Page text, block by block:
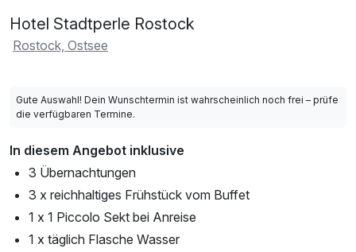
Hotel Stadtperle Rostock
Rostock, Ostsee
Gute Auswahl! Dein Wunschtermin ist wahrscheinlich noch frei – prüfe
die verfügbaren Termine.
In diesem Angebot inklusive
3 Übernachtungen
3 x reichhaltiges Frühstück vom Buffet
1 x 1 Piccolo Sekt bei Anreise
1 x täglich Flasche Wasser